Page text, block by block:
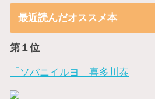
最近読んだオススメ本
第１位
「ソバニイルヨ」喜多川泰